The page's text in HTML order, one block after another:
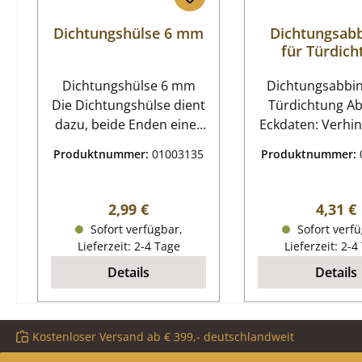
Dichtungshülse 6 mm
Dichtungshülse 6 mm
Die Dichtungshülse dient
dazu, beide Enden einer
verbinden, um somit die
Gleichzeitig sorgt die
Hülse für einen optisch
schönen Abschluss.Um
die Verbindungshülse
mühelos über eine
Kordeldichtung stülpen
zu können, sind
Dichtungsabbinder
erforderlich. Mit diesen
Produktnummer:01003135
Regulärer Preis:
2,99 €
Sofort verfügbar,
Lieferzeit: 2-4 Tage
Details
für
Türdichtung
Eckdaten: Verhindert das
feuerfester
Farbe schwarz 4
Produktnummer:
4,31 €
Sofort
Lieferzeit: 2-4
Details
Kostenloser Versand ab € 399,- deutschlandweit